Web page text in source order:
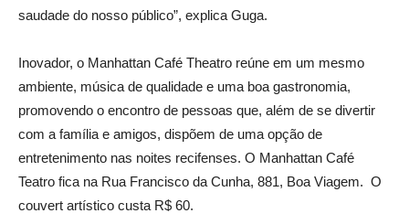
saudade do nosso público”, explica Guga.
Inovador, o Manhattan Café Theatro reúne em um mesmo
ambiente, música de qualidade e uma boa gastronomia,
promovendo o encontro de pessoas que, além de se divertir
com a família e amigos, dispõem de uma opção de
entretenimento nas noites recifenses. O Manhattan Café
Teatro fica na Rua Francisco da Cunha, 881, Boa Viagem. O
couvert artístico custa R$ 60.